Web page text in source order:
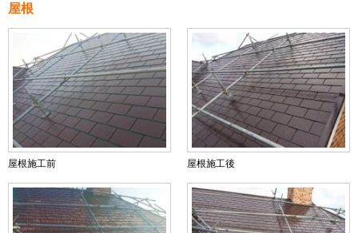
屋根
屋根施工前 屋根施工後